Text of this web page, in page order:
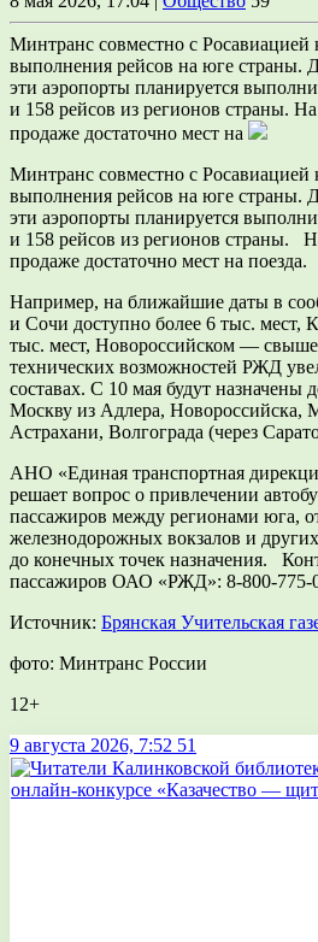
Минтранс совместно с Росавиацией
выполнения рейсов на юге страны.
эти аэропорты планируется
и 158 рейсов из регионов страны.
продаже достаточно мест на
Минтранс совместно с Росавиацией
выполнения рейсов на юге страны.
эти аэропорты планируется
и 158 рейсов из регионов страны.
продаже достаточно мест на поезда.
Например, на ближайшие даты в
и Сочи доступно более 6 тыс. мест,
тыс. мест, Новороссийском —
технических возможностей РЖД
составах. С 10 мая будут назначены
Москву из Адлера, Новороссийска,
Астрахани, Волгограда (через
АНО «Единая транспортная
решает вопрос о привлечении
пассажиров между регионами юга,
железнодорожных вокзалов и
до конечных точек назначения.
пассажиров ОАО «РЖД»: 8-800-775-
Источник: Брянская Учительская
фото: Минтранс России
12+
9 августа 2026, 7:52 51